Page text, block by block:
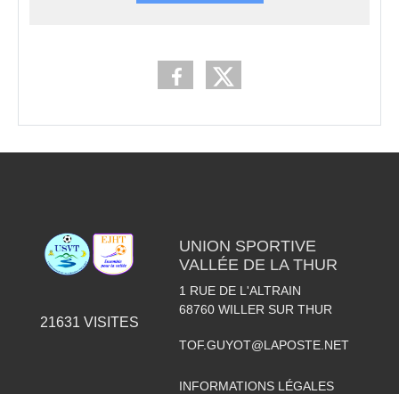
21631 VISITES
UNION SPORTIVE
VALLÉE DE LA THUR
1 RUE DE L'ALTRAIN
68760 WILLER SUR THUR
TOF.GUYOT@LAPOSTE.NET
INFORMATIONS LÉGALES